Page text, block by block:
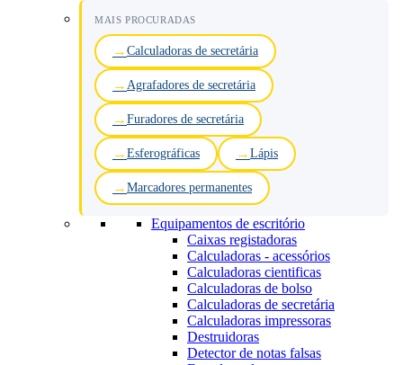
MAIS PROCURADAS
Calculadoras de secretária
Agrafadores de secretária
Furadores de secretária
Esferográficas Lápis
Marcadores permanentes
Equipamentos de escritório
Caixas registadoras
Calculadoras - acessórios
Calculadoras cientificas
Calculadoras de bolso
Calculadoras de secretária
Calculadoras impressoras
Destruidoras
Detector de notas falsas